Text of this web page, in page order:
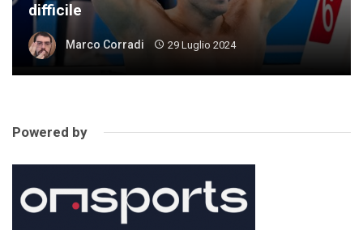
difficile
Marco Corradi 29 Luglio 2024
Powered by